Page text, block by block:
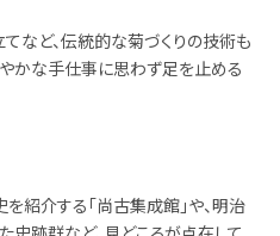
てなど、伝統的な菊づくりの技術も
かな手仕事に思わず足を止める
紹介する「尚古集成館」や、明治